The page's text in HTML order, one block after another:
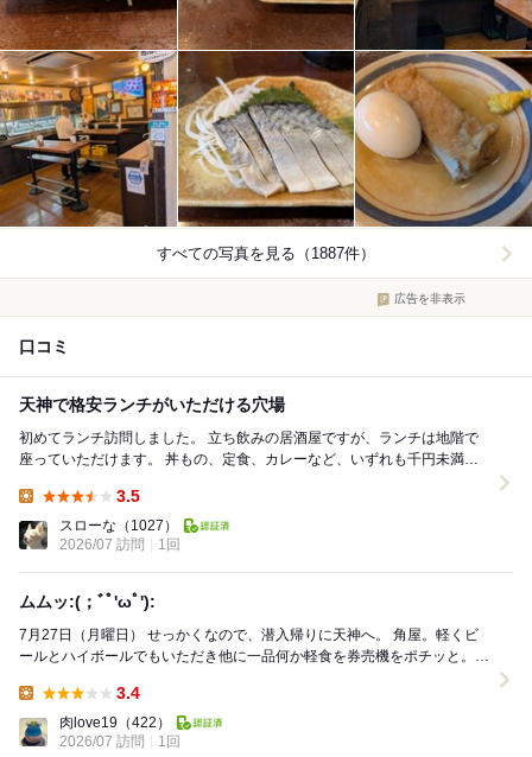
すべての写真を見る（1887件）
広告を非表示
口コミ
天神で格安ランチがいただける穴場
初めてランチ訪問しました。 立ち飲みの居酒屋ですが、ランチは地階で
座っていただけます。 丼もの、定食、カレーなど、いずれも千円未満！
3.5
スローな （1027）
2026/07 訪問
1回
ムムッ:(；ﾞﾟ'ωﾟ'):
7月27日（月曜日） せっかくなので、潜入帰りに天神へ。 角屋。軽くビ
ールとハイボールでもいただき他に一品何か軽食を券売機をポチッと。
3.4
肉love19 （422）
2026/07 訪問
1回